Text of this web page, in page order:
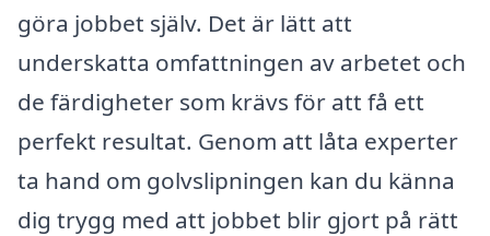
göra jobbet själv. Det är lätt att
underskatta omfattningen av arbetet och
de färdigheter som krävs för att få ett
perfekt resultat. Genom att låta experter
ta hand om golvslipningen kan du känna
dig trygg med att jobbet blir gjort på rätt